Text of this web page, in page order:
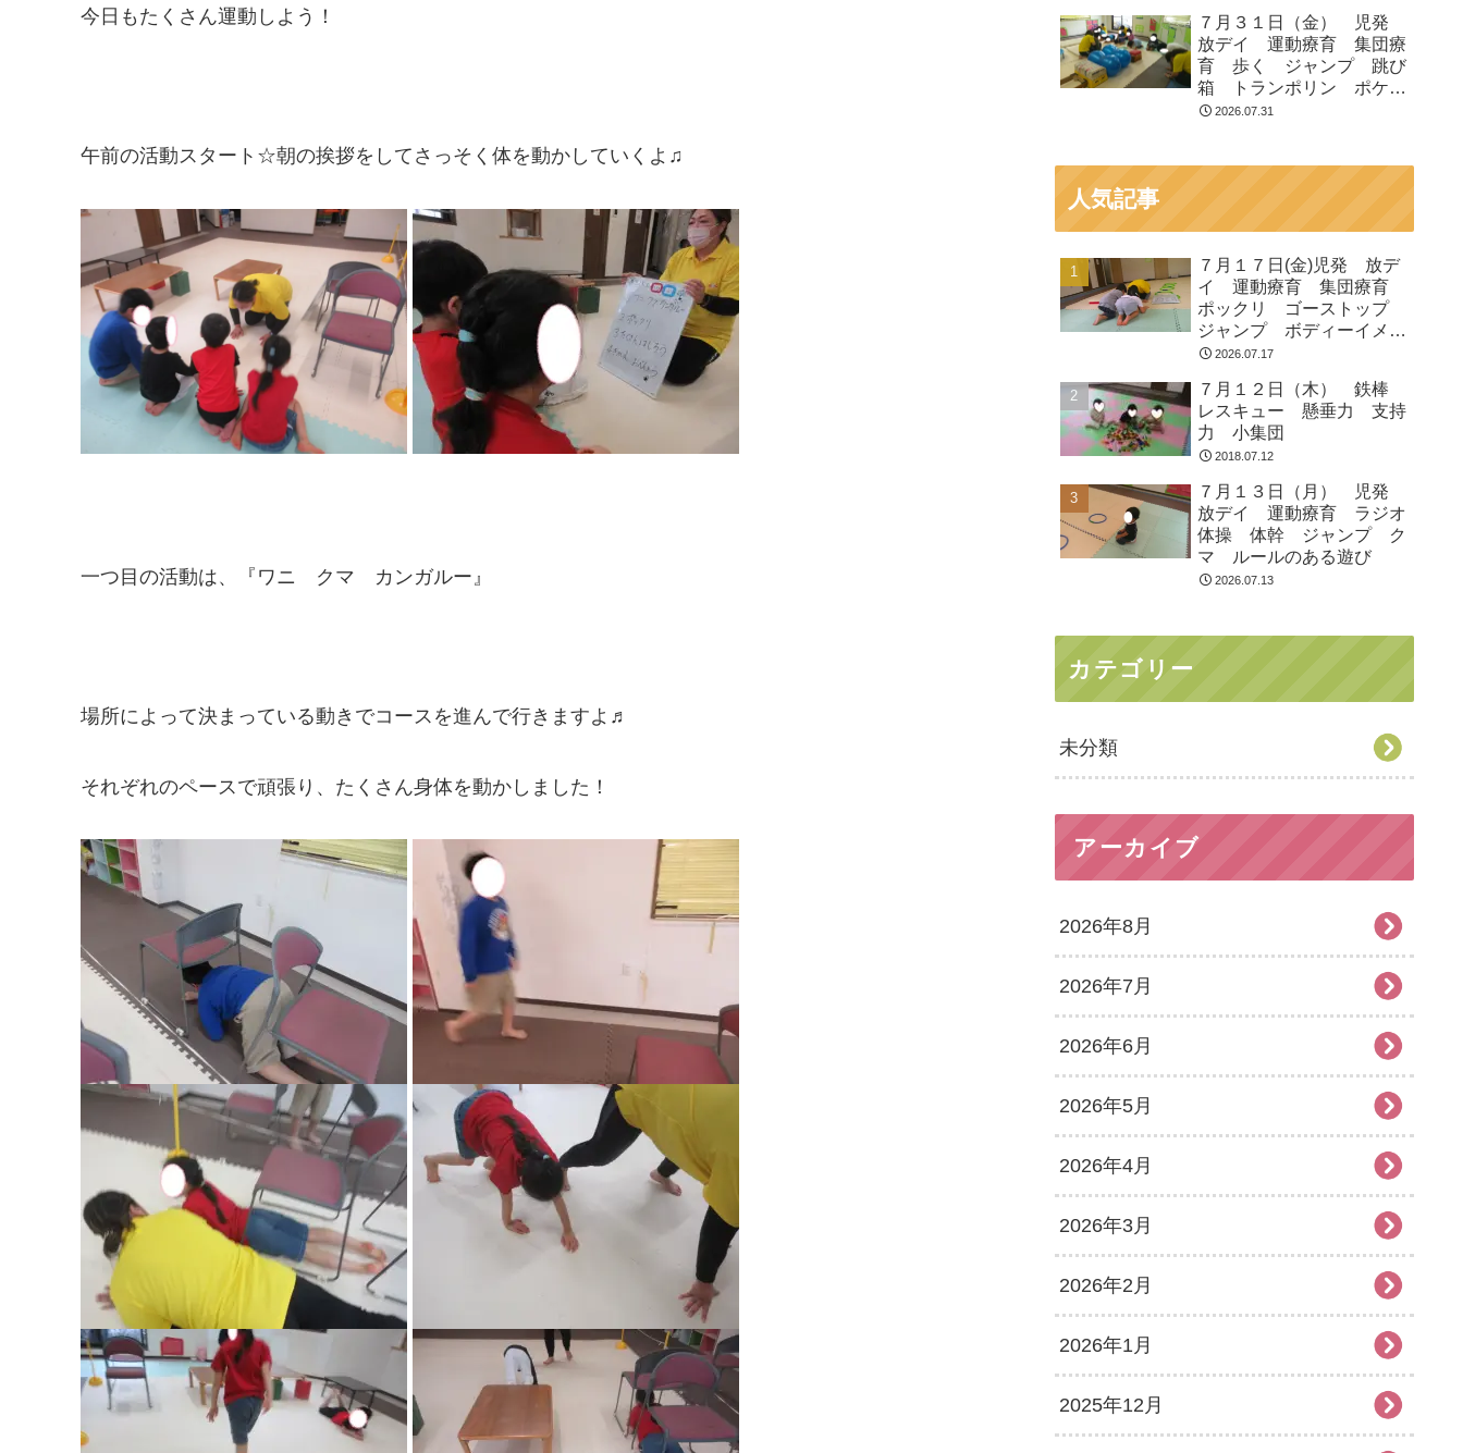
今日もたくさん運動しよう！
午前の活動スタート☆朝の挨拶をしてさっそく体を動かしていくよ♫
一つ目の活動は、『ワニ クマ カンガルー』
場所によって決まっている動きでコースを進んで行きますよ♬
それぞれのペースで頑張り、たくさん身体を動かしました！
７月３１日（金） 児発
放デイ 運動療育 集団療
育 歩く ジャンプ 跳び
箱 トランポリン ポケモ
ン2026.07.31
人気記事
７月１７日(金)児発 放デ
イ 運動療育 集団療育
ポックリ ゴーストップ
ジャンプ ボディーイメー
ジ 2026.07.17
７月１２日（木） 鉄棒
レスキュー 懸垂力 支持
力 小集団
2018.07.12
７月１３日（月） 児発
放デイ 運動療育 ラジオ
体操 体幹 ジャンプ ク
マ ルールのある遊び
2026.07.13
カテゴリー
未分類
アーカイブ
2026年8月
2026年7月
2026年6月
2026年5月
2026年4月
2026年3月
2026年2月
2026年1月
2025年12月